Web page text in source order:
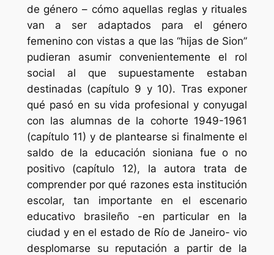
de género – cómo aquellas reglas y rituales
van a ser adaptados para el género
femenino con vistas a que las “hijas de Sion”
pudieran asumir convenientemente el rol
social al que supuestamente estaban
destinadas (capítulo 9 y 10). Tras exponer
qué pasó en su vida profesional y conyugal
con las alumnas de la cohorte 1949-1961
(capítulo 11) y de plantearse si finalmente el
saldo de la educación sioniana fue o no
positivo (capítulo 12), la autora trata de
comprender por qué razones esta institución
escolar, tan importante en el escenario
educativo brasileño -en particular en la
ciudad y en el estado de Río de Janeiro- vio
desplomarse su reputación a partir de la